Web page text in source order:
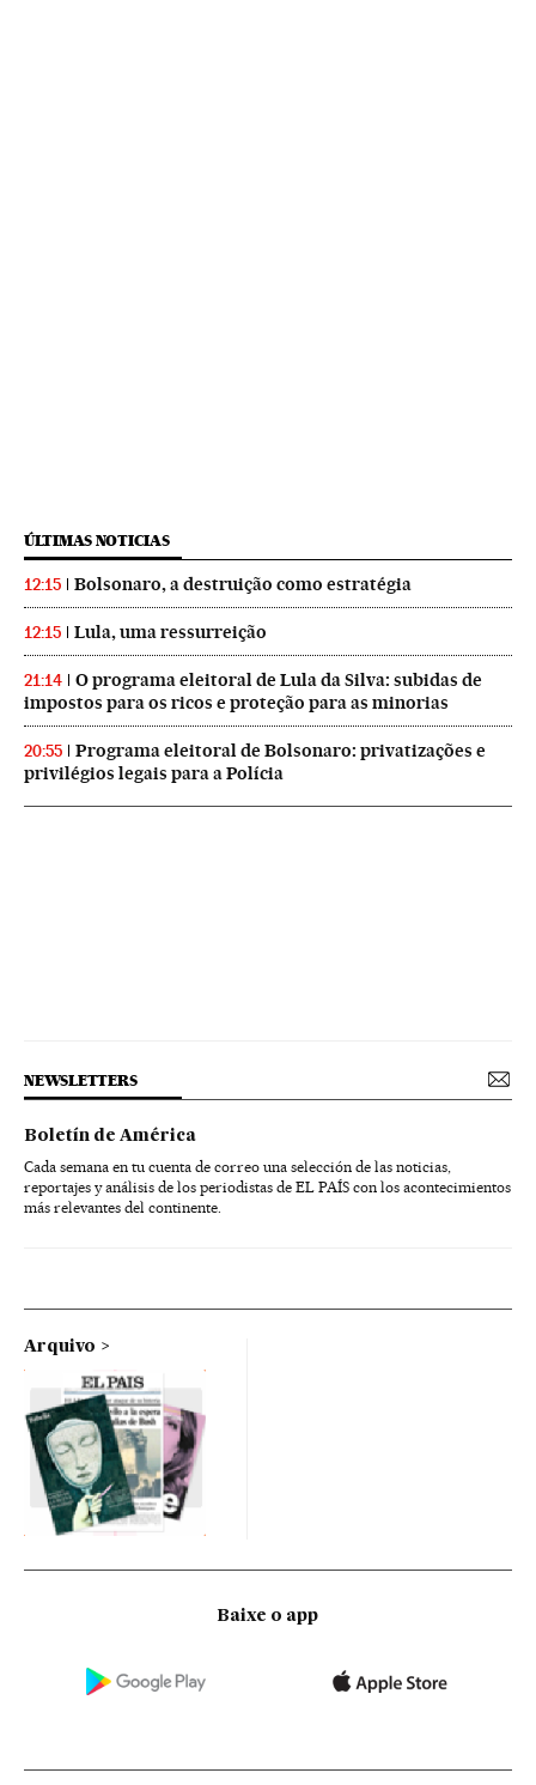
ÚLTIMAS NOTICIAS
12:15 Bolsonaro, a destruição como estratégia
12:15 Lula, uma ressurreição
21:14
O programa eleitoral de Lula da Silva: subidas de
impostos para os ricos e proteção para as minorias
20:55
Programa eleitoral de Bolsonaro: privatizações e
privilégios legais para a Polícia
NEWSLETTERS
Boletín de América
Cada semana en tu cuenta de correo una selección de las noticias,
reportajes y análisis de los periodistas de EL PAÍS con los acontecimientos
más relevantes del continente.
Arquivo
Baixe o app